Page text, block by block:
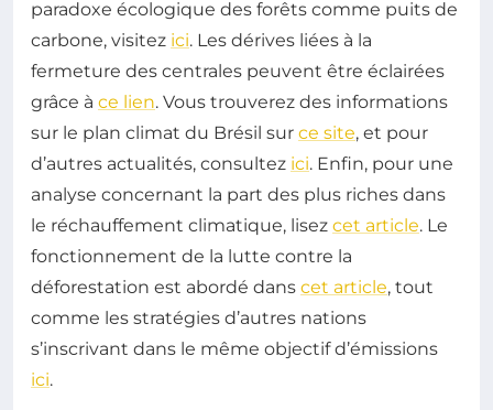
paradoxe écologique des forêts comme puits de
carbone, visitez ici. Les dérives liées à la
fermeture des centrales peuvent être éclairées
grâce à ce lien. Vous trouverez des informations
sur le plan climat du Brésil sur ce site, et pour
d’autres actualités, consultez ici. Enfin, pour une
analyse concernant la part des plus riches dans
le réchauffement climatique, lisez cet article. Le
fonctionnement de la lutte contre la
déforestation est abordé dans cet article, tout
comme les stratégies d’autres nations
s’inscrivant dans le même objectif d’émissions
ici.